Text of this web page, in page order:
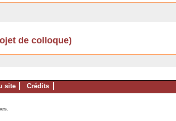
de colloque)
site Crédits